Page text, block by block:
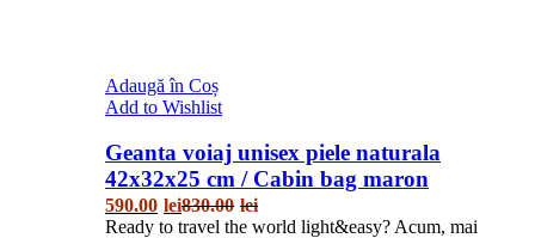
Adaugă în Coș
Add to Wishlist
Geanta voiaj unisex piele naturala
42x32x25 cm / Cabin bag maron
590.00 lei830.00 lei
Ready to travel the world light&easy? Acum, mai